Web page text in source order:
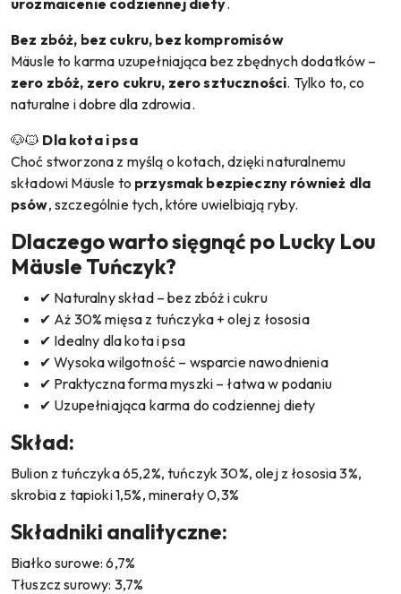
urozmaicenie codziennej diety.
Bez zbóż, bez cukru, bez kompromisów
Mäusle to karma uzupełniająca bez zbędnych dodatków –
zero zbóż, zero cukru, zero sztuczności. Tylko to, co
naturalne i dobre dla zdrowia.
🐶🐱 Dla kota i psa
Choć stworzona z myślą o kotach, dzięki naturalnemu
składowi Mäusle to przysmak bezpieczny również dla
psów, szczególnie tych, które uwielbiają ryby.
Dlaczego warto sięgnąć po Lucky Lou
Mäusle Tuńczyk?
✔ Naturalny skład – bez zbóż i cukru
✔ Aż 30% mięsa z tuńczyka + olej z łososia
✔ Idealny dla kota i psa
✔ Wysoka wilgotność – wsparcie nawodnienia
✔ Praktyczna forma myszki – łatwa w podaniu
✔ Uzupełniająca karma do codziennej diety
Skład:
Bulion z tuńczyka 65,2%, tuńczyk 30%, olej z łososia 3%,
skrobia z tapioki 1,5%, minerały 0,3%
Składniki analityczne:
Białko surowe: 6,7%
Tłuszcz surowy: 3,7%